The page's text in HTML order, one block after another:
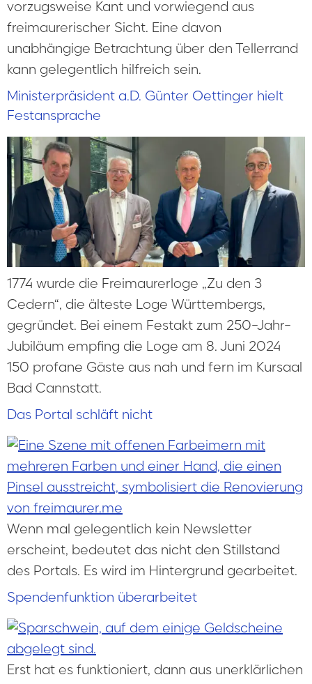
vorzugsweise Kant und vorwiegend aus
freimaurerischer Sicht. Eine davon
unabhängige Betrachtung über den Tellerrand
kann gelegentlich hilfreich sein.
Ministerpräsident a.D. Günter Oettinger hielt
Festansprache
1774 wurde die Freimaurerloge „Zu den 3
Cedern“, die älteste Loge Württembergs,
gegründet. Bei einem Festakt zum 250-Jahr-
Jubiläum empfing die Loge am 8. Juni 2024
150 profane Gäste aus nah und fern im Kursaal
Bad Cannstatt.
Das Portal schläft nicht
Wenn mal gelegentlich kein Newsletter
erscheint, bedeutet das nicht den Stillstand
des Portals. Es wird im Hintergrund gearbeitet.
Spendenfunktion überarbeitet
Erst hat es funktioniert, dann aus unerklärlichen